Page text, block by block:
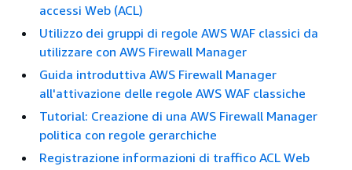
accessi Web (ACL)
Utilizzo dei gruppi di regole AWS WAF classici da
utilizzare con AWS Firewall Manager
Guida introduttiva AWS Firewall Manager
all'attivazione delle regole AWS WAF classiche
Tutorial: Creazione di una AWS Firewall Manager
politica con regole gerarchiche
Registrazione informazioni di traffico ACL Web